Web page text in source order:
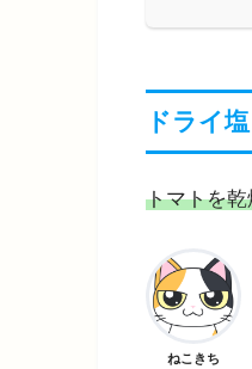
ドライ
トマトを
ねこきち